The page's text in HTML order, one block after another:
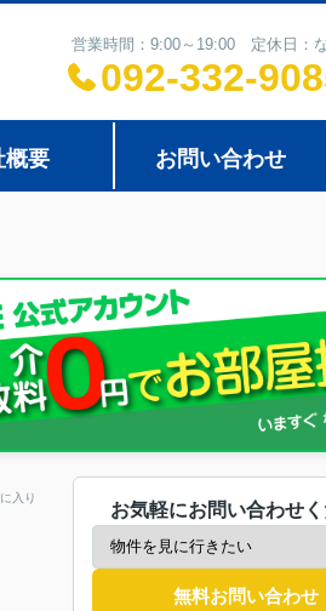
営業時間：9:00～19:00 定休日：
092-332-
概要 お問い合わせ
入り
お気軽にお問い合わせ
無料お問い合わせ